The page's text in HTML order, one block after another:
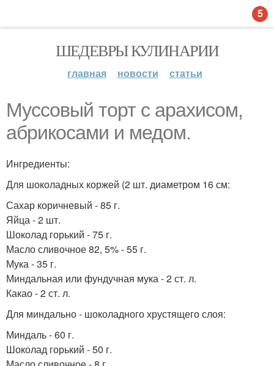
ШЕДЕВРЫ КУЛИНАРИИ
главная новости статьи
Муссовый торт с арахисом,
абрикосами и медом.
Ингредиенты:
Для шоколадных коржей (2 шт. диаметром 16 см:
Сахар коричневый - 85 г.
Яйца - 2 шт.
Шоколад горький - 75 г.
Масло сливочное 82, 5% - 55 г.
Мука - 35 г.
Миндальная или фундучная мука - 2 ст. л.
Какао - 2 ст. л.
Для миндально - шоколадного хрустящего слоя:
Миндаль - 60 г.
Шоколад горький - 50 г.
5